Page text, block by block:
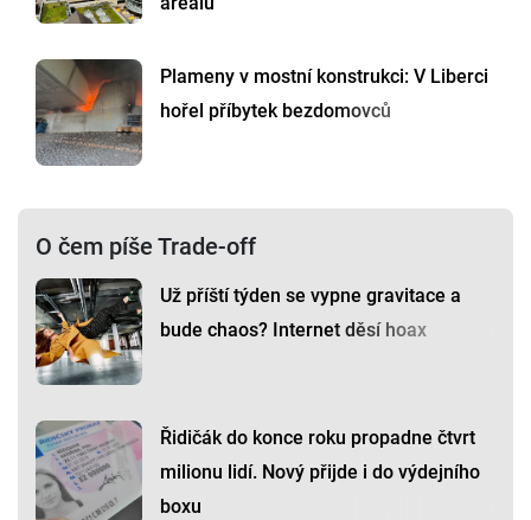
Plameny v mostní konstrukci: V Liberci
hořel příbytek bezdomovců
O čem píše Trade-off
Už příští týden se vypne gravitace a
bude chaos? Internet děsí hoax
Řidičák do konce roku propadne čtvrt
milionu lidí. Nový přijde i do výdejního
boxu